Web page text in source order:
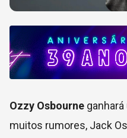
Ozzy Osbourne
muitos rumores, Jack